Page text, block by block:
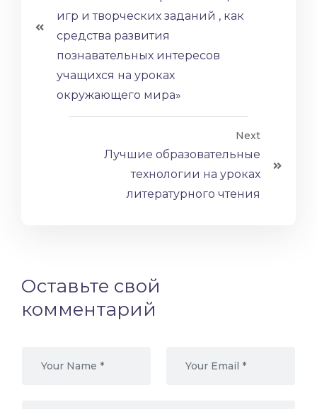
игр и творческих заданий , как
средства развития
познавательных интересов
учащихся на уроках
окружающего мира»
Next
Лучшие образовательные
технологии на уроках
литературного чтения
Оставьте свой
комментарий